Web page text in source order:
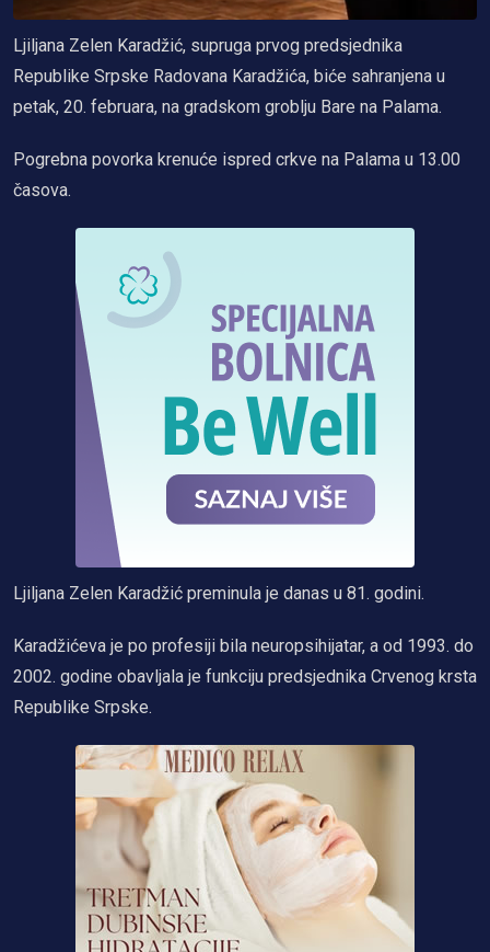
Ljiljana Zelen Karadžić, supruga prvog predsjednika
Republike Srpske Radovana Karadžića, biće sahranjena u
petak, 20. februara, na gradskom groblju Bare na Palama.
Pogrebna povorka krenuće ispred crkve na Palama u 13.00
časova.
Ljiljana Zelen Karadžić preminula je danas u 81. godini.
Karadžićeva je po profesiji bila neuropsihijatar, a od 1993. do
2002. godine obavljala je funkciju predsjednika Crvenog krsta
Republike Srpske.